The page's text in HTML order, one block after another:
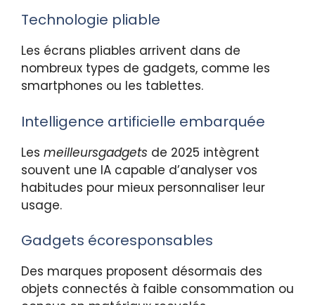
Technologie pliable
Les écrans pliables arrivent dans de
nombreux types de gadgets, comme les
smartphones ou les tablettes.
Intelligence artificielle embarquée
Les meilleursgadgets de 2025 intègrent
souvent une IA capable d’analyser vos
habitudes pour mieux personnaliser leur
usage.
Gadgets écoresponsables
Des marques proposent désormais des
objets connectés à faible consommation ou